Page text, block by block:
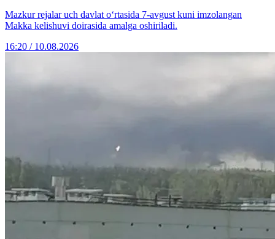
Mazkur rejalar uch davlat o‘rtasida 7-avgust kuni imzolangan
Makka kelishuvi doirasida amalga oshiriladi.
16:20 / 10.08.2026